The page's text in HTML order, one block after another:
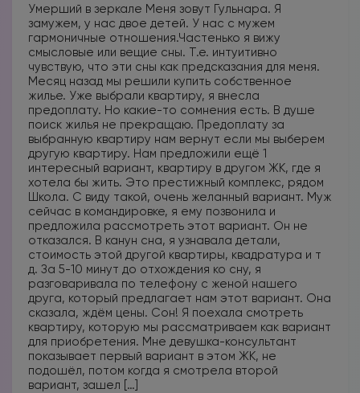
Умерший в зеркале Меня зовут Гульнара. Я
замужем, у нас двое детей. У нас с мужем
гармоничные отношения.Частенько я вижу
смысловые или вещие сны. Т.е. интуитивно
чувствую, что эти сны как предсказания для меня.
Месяц назад мы решили купить собственное
жилье. Уже выбрали квартиру, я внесла
предоплату. Но какие-то сомнения есть. В душе
поиск жилья не прекращаю. Предоплату за
выбранную квартиру нам вернут если мы выберем
другую квартиру. Нам предложили ещё 1
интересный вариант, квартиру в другом ЖК, где я
хотела бы жить. Это престижный комплекс, рядом
Школа. С виду такой, очень желанный вариант. Муж
сейчас в командировке, я ему позвонила и
предложила рассмотреть этот вариант. Он не
отказался. В канун сна, я узнавала детали,
стоимость этой другой квартиры, квадратура и т
д. За 5-10 минут до отхождения ко сну, я
разговаривала по телефону с женой нашего
друга, который предлагает нам этот вариант. Она
сказала, ждём цены. Сон! Я поехала смотреть
квартиру, которую мы рассматриваем как вариант
для приобретения. Мне девушка-консультант
показывает первый вариант в этом ЖК, не
подошёл, потом когда я смотрела второй
вариант, зашел […]